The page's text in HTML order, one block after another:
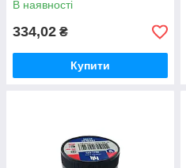
В наявності
334,02 ₴
Купити